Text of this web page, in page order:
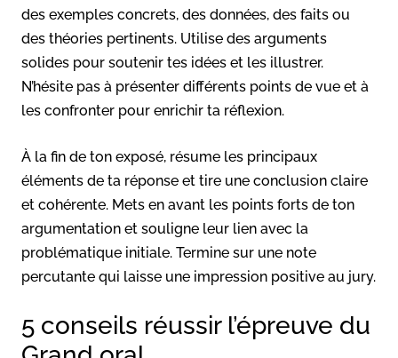
des exemples concrets, des données, des faits ou
des théories pertinents. Utilise des arguments
solides pour soutenir tes idées et les illustrer.
N’hésite pas à présenter différents points de vue et à
les confronter pour enrichir ta réflexion.
À la fin de ton exposé, résume les principaux
éléments de ta réponse et tire une conclusion claire
et cohérente. Mets en avant les points forts de ton
argumentation et souligne leur lien avec la
problématique initiale. Termine sur une note
percutante qui laisse une impression positive au jury.
5 conseils réussir l’épreuve du